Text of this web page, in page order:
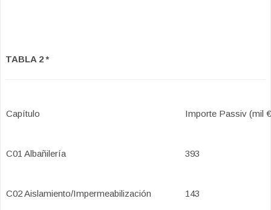
TABLA 2 *
Capítulo Importe Passiv (mil
C01 Albañilería 393
C02 Aislamiento/Impermeabilización 143